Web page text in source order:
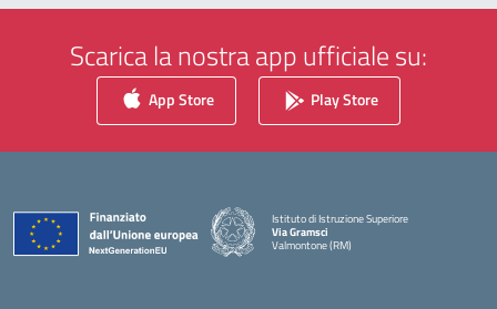
Scarica la nostra app ufficiale su:
App Store Play Store
Istituto di Istruzione Superiore
Via Gramsci
Valmontone (RM)